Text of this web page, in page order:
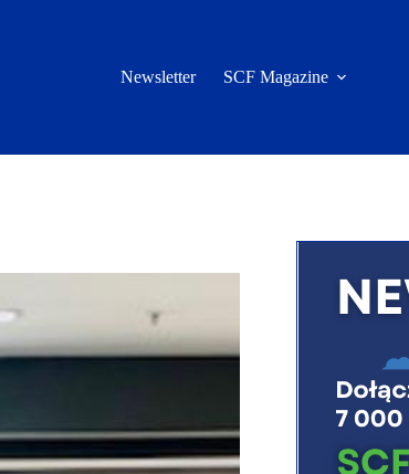
Newsletter SCF Magazine